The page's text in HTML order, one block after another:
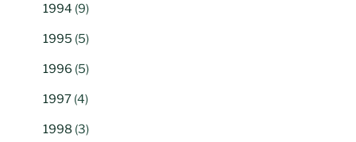
1994 (9)
1995 (5)
1996 (5)
1997 (4)
1998 (3)